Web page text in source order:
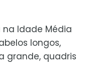
Idade Média
longos,
grande, quadris